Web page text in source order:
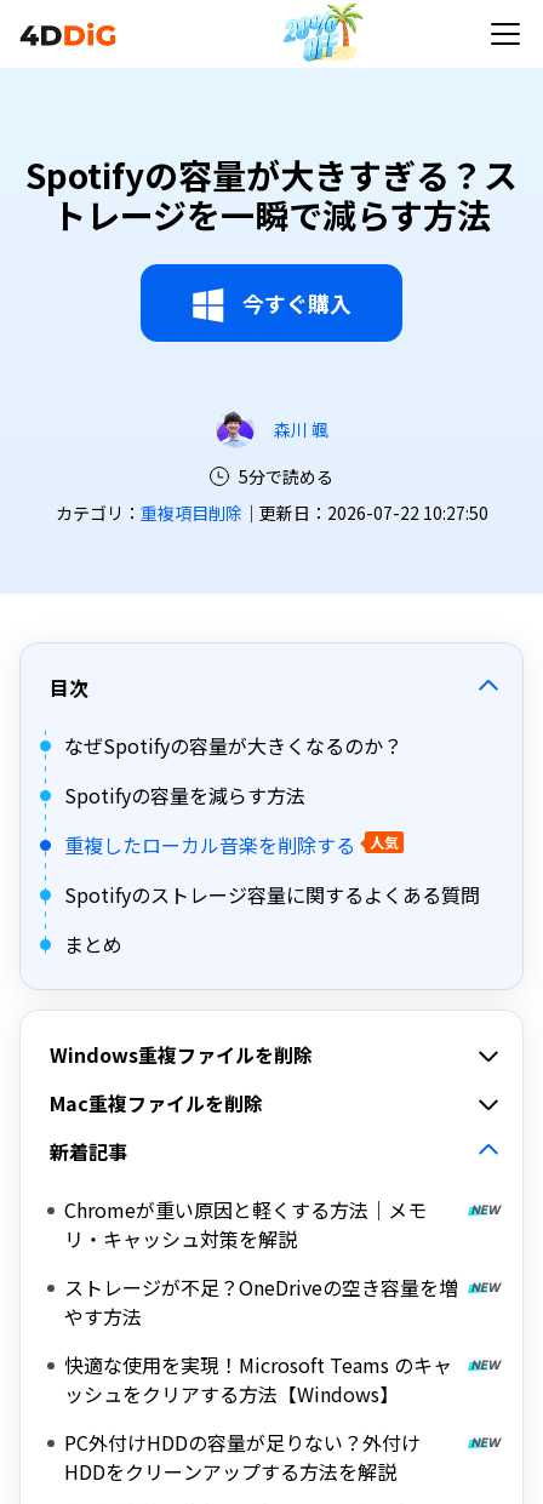
Spotifyの容量が大きすぎる？ス
トレージを一瞬で減らす方法
今すぐ購入
森川 颯
5分で読める
カテゴリ： 重複項目削除 ｜更新日：2026-07-22 10:27:50
目次
なぜSpotifyの容量が大きくなるのか？
Spotifyの容量を減らす方法
重複したローカル音楽を削除する
人気
Spotifyのストレージ容量に関するよくある質問
まとめ
Windows重複ファイルを削除
Mac重複ファイルを削除
新着記事
Chromeが重い原因と軽くする方法｜メモ
リ・キャッシュ対策を解説
ストレージが不足？OneDriveの空き容量を増
やす方法
快適な使用を実現！Microsoft Teams のキャ
ッシュをクリアする方法【Windows】
PC外付けHDDの容量が足りない？外付け
HDDをクリーンアップする方法を解説